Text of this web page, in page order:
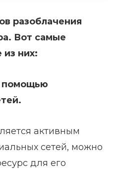
разоблачения
Вот самые
из них:
помощью
активным
сетей, можно
для его